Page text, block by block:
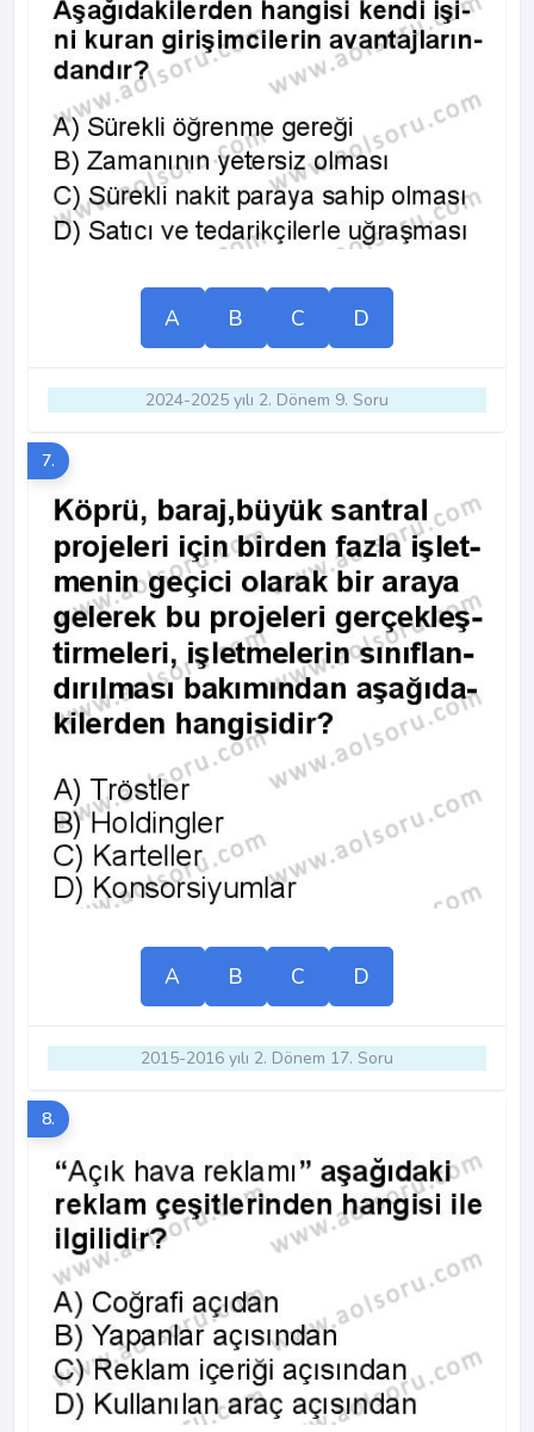
A B C D
2024-2025 yılı 2. Dönem 9. Soru
7.
A B C D
2015-2016 yılı 2. Dönem 17. Soru
8.